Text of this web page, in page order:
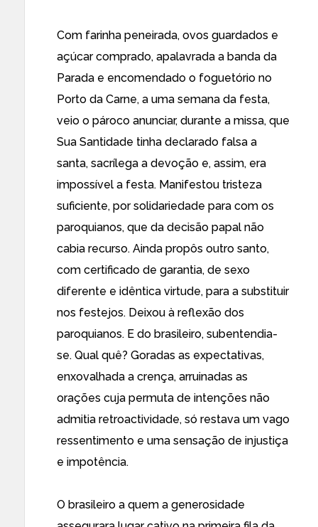
Com farinha peneirada, ovos guardados e
açúcar comprado, apalavrada a banda da
Parada e encomendado o foguetório no
Porto da Carne, a uma semana da festa,
veio o pároco anunciar, durante a missa, que
Sua Santidade tinha declarado falsa a
santa, sacrílega a devoção e, assim, era
impossível a festa. Manifestou tristeza
suficiente, por solidariedade para com os
paroquianos, que da decisão papal não
cabia recurso. Ainda propôs outro santo,
com certificado de garantia, de sexo
diferente e idêntica virtude, para a substituir
nos festejos. Deixou à reflexão dos
paroquianos. E do brasileiro, subentendia-
se. Qual quê? Goradas as expectativas,
enxovalhada a crença, arruinadas as
orações cuja permuta de intenções não
admitia retroactividade, só restava um vago
ressentimento e uma sensação de injustiça
e impotência.
O brasileiro a quem a generosidade